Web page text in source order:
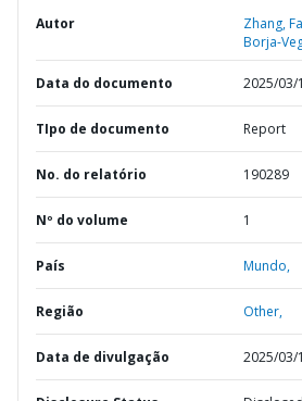
Autor
Zhang,
Borja-
Data do documento 2025/03/
TIpo de documento Report
No. do relatório 190289
Nº do volume 1
País Mundo,
Região Other,
Data de divulgação 2025/03/